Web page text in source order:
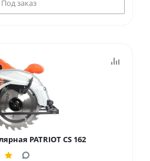
Под заказ
PATRIOT CS 162